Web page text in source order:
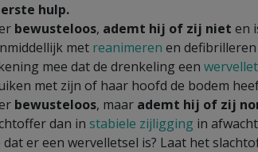
hulp.
bewusteloos, ademt hij of zij niet en
met reanimeren en
mee dat de drenkeling een
met zijn of haar hoofd de bodem
bewusteloos, maar ademt hij of zij
dan in stabiele zijligging in
dat er een wervelletsel is? Laat het